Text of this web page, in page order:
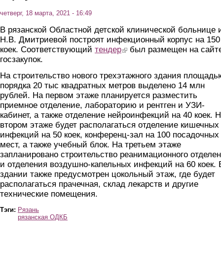
четверг, 18 марта, 2021 - 16:49
В рязанской Областной детской клинической больнице
Н.В. Дмитриевой построят инфекционный корпус на 150
коек. Соответствующий тендер(link is external)
был размещен на
госзакупок.
На строительство нового трехэтажного здания
порядка 20 тыс квадратных метров выделено 14 млн
рублей. На первом этаже планируется разместить
приемное отделение, лабораторию и рентген и УЗИ-
кабинет, а также отделение нейроинфекций на 40 коек.
втором этаже будет располагаться отделение кишечных
инфекций на 50 коек, конференц-зал на 100 посадочных
мест, а также учебный блок. На третьем этаже
запланировано строительство реанимационного
и отделения воздушно-капельных инфекций на 60 коек.
здании также предусмотрен цокольный этаж, где будет
располагаться прачечная, склад лекарств и другие
технические помещения.
Тэги: Рязань
рязанская ОДКБ